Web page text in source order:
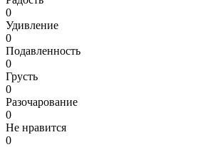
0
Удивление
0
Подавленность
0
Грусть
0
Разочарование
0
Не нравится
0